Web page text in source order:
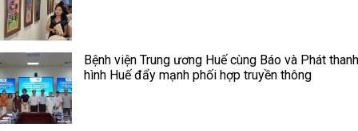
Bệnh viện Trung ương Huế cùng Báo và Phát
hình Huế đẩy mạnh phối hợp truyền thông